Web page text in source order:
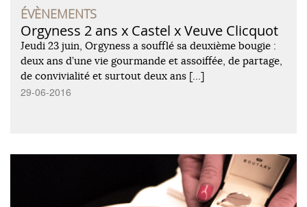
ÉVÈNEMENTS
Orgyness 2 ans x Castel x Veuve Clicquot
Jeudi 23 juin, Orgyness a soufflé sa deuxième bougie :
deux ans d’une vie gourmande et assoiffée, de partage,
de convivialité et surtout deux ans […]
29-06-2016